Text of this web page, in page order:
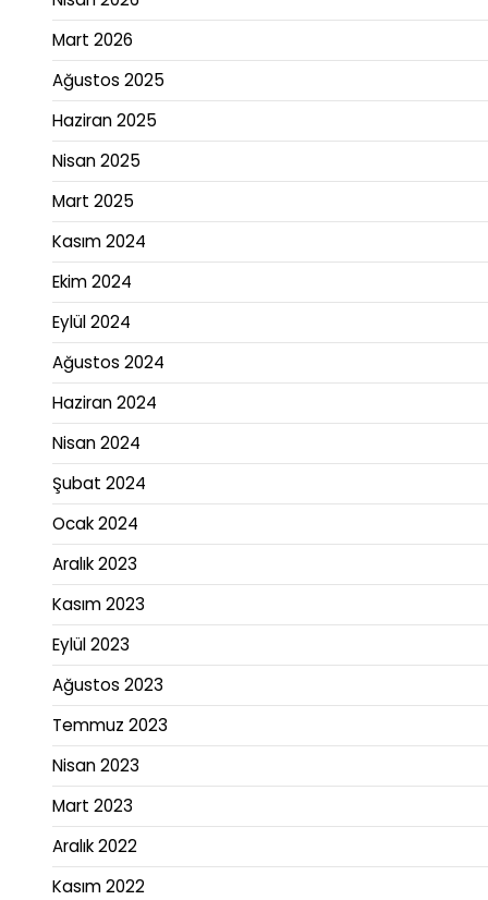
Mart 2026
Ağustos 2025
Haziran 2025
Nisan 2025
Mart 2025
Kasım 2024
Ekim 2024
Eylül 2024
Ağustos 2024
Haziran 2024
Nisan 2024
Şubat 2024
Ocak 2024
Aralık 2023
Kasım 2023
Eylül 2023
Ağustos 2023
Temmuz 2023
Nisan 2023
Mart 2023
Aralık 2022
Kasım 2022